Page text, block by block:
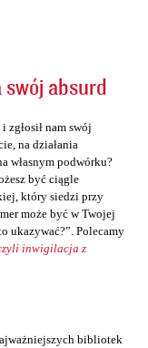
swój absurd
zgłosił nam swój
na działania
własnym podwórku?
być ciągle
który siedzi przy
może być w Twojej
ukazywać?”. Polecamy
inwigilacja z
bibliotek